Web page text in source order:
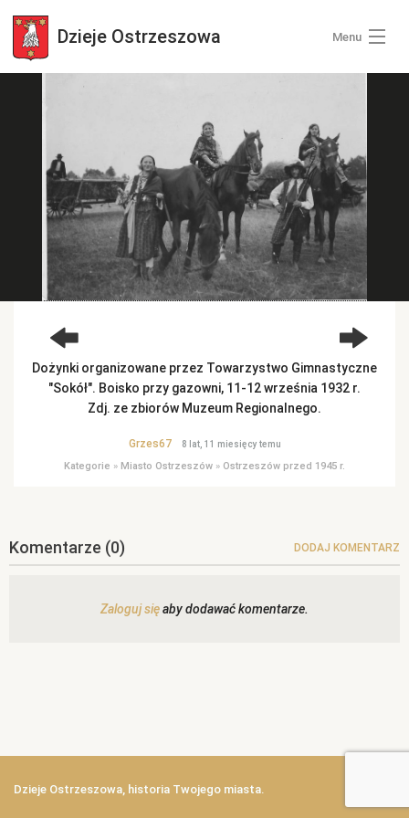
Dzieje Ostrzeszowa Menu
Zaloguj się
+ Dodaj zdjęcia
Dożynki organizowane przez Towarzystwo Gimnastyczne
"Sokół". Boisko przy gazowni, 11-12 września 1932 r.
Zdj. ze zbiorów Muzeum Regionalnego.
Grzes67 8 lat, 11 miesięcy temu
Kategorie » Miasto Ostrzeszów » Ostrzeszów przed 1945 r.
Komentarze (0) DODAJ KOMENTARZ
Zaloguj sięaby dodawać komentarze.
Dzieje Ostrzeszowa, historia Twojego miasta.